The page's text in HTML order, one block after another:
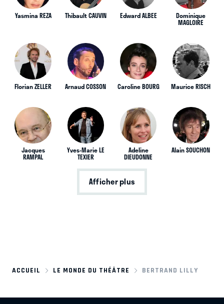
Yasmina REZA Thibault CAUVIN Edward ALBEE Dominique
MAGLOIRE
Florian ZELLER Arnaud COSSON Caroline BOURG Maurice RISCH
Jacques
RAMPAL
Yves-Marie LE
TEXIER
Adeline
DIEUDONNE
Alain SOUCHON
Afficher plus
ACCUEIL LE MONDE DU THÉÂTRE BERTRAND LILLY